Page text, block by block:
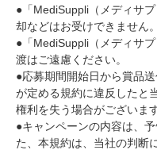
●「MediSuppli（メディサ
却などはお受けできません。
●「MediSuppli（メディサ
渡はご遠慮ください。
●応募期間開始日から賞品
が定める規約に違反したと
権利を失う場合がございます
●キャンペーンの内容は、
た、本規約は、当社の判断